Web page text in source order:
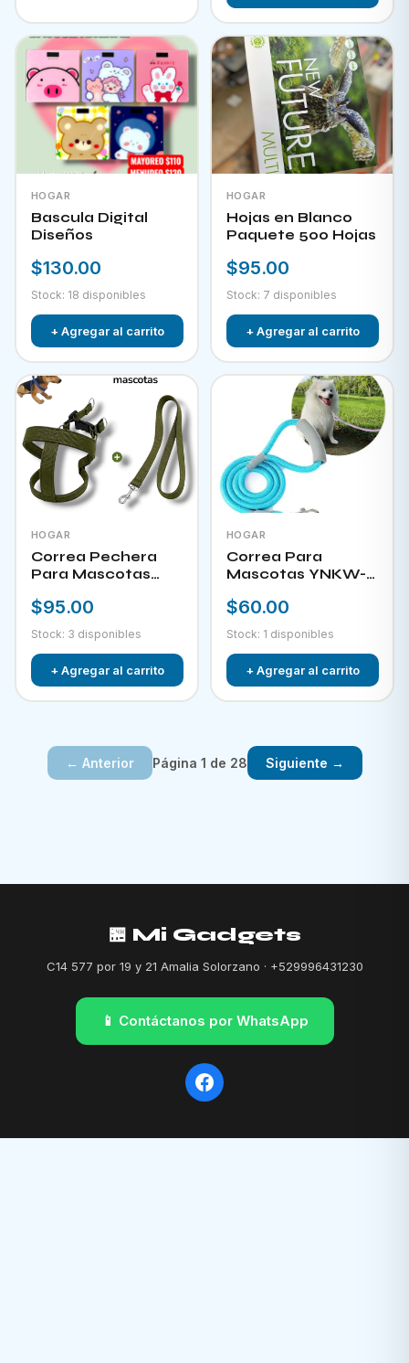
HOGAR
Bascula Digital
Diseños
$130.00
Stock: 18 disponibles
+ Agregar al carrito
HOGAR
Hojas en Blanco
Paquete 500 Hojas
$95.00
Stock: 7 disponibles
+ Agregar al carrito
HOGAR
Correa Pechera
Para Mascotas
$95.00
Stock: 3 disponibles
+ Agregar al carrito
HOGAR
Correa Para
Mascotas YNKW-
$60.00
Stock: 1 disponibles
+ Agregar al carrito
← Anterior Página 1 de 28 Siguiente →
🏪 Mi Gadgets
C14 577 por 19 y 21 Amalia Solorzano · +529996431230
📱 Contáctanos por WhatsApp